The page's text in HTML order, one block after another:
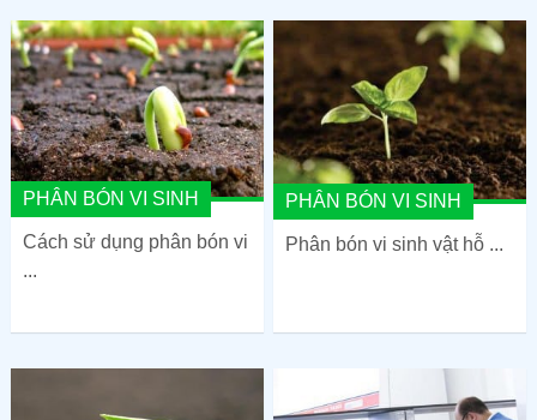
PHÂN BÓN VI SINH
Cách sử dụng phân bón vi
...
PHÂN BÓN VI SINH
Phân bón vi sinh vật hỗ ...